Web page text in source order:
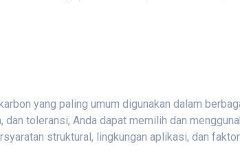
yang paling umum digunakan dalam
toleransi, Anda dapat memilih dan
struktural, lingkungan aplikasi, dan